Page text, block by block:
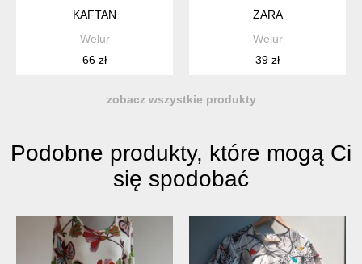
KAFTAN
Welur
66 zł
ZARA
Welur
39 zł
zobacz wszystkie produkty
Podobne produkty, które mogą Ci
się spodobać